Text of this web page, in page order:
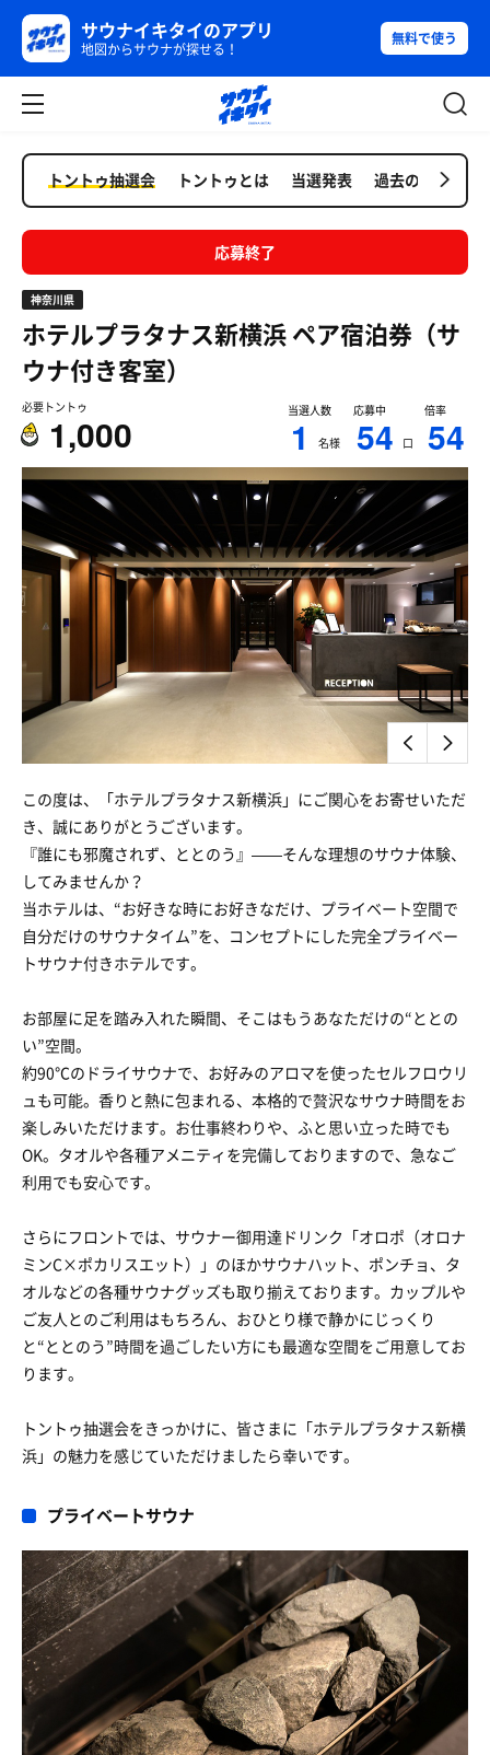
サウナイキタイのアプリ
地図からサウナが探せる！
無料で使う
トントゥ抽選会 トントゥとは 当選発表 過去の抽選会
応募終了
神奈川県
ホテルプラタナス新横浜ペア宿泊券（サ
ウナ付き客室）
必要トントゥ
1,000
当選人数
1 名様
応募中
54 口
倍率
54
この度は、「ホテルプラタナス新横浜」にご関心をお寄せいただ
き、誠にありがとうございます。
『誰にも邪魔されず、ととのう』——そんな理想のサウナ体験、
してみませんか？
当ホテルは、“お好きな時にお好きなだけ、プライベート空間で
自分だけのサウナタイム”を、コンセプトにした完全プライベー
トサウナ付きホテルです。
お部屋に足を踏み入れた瞬間、そこはもうあなただけの“ととの
い”空間。
約90℃のドライサウナで、お好みのアロマを使ったセルフロウリ
ュも可能。香りと熱に包まれる、本格的で贅沢なサウナ時間をお
楽しみいただけます。お仕事終わりや、ふと思い立った時でも
OK。タオルや各種アメニティを完備しておりますので、急なご
利用でも安心です。
さらにフロントでは、サウナー御用達ドリンク「オロポ（オロナ
ミンC×ポカリスエット）」のほかサウナハット、ポンチョ、タ
オルなどの各種サウナグッズも取り揃えております。カップルや
ご友人とのご利用はもちろん、おひとり様で静かにじっくり
と“ととのう”時間を過ごしたい方にも最適な空間をご用意してお
ります。
トントゥ抽選会をきっかけに、皆さまに「ホテルプラタナス新横
浜」の魅力を感じていただけましたら幸いです。
プライベートサウナ